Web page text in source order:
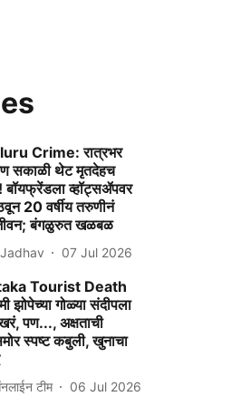
Crime: रात्रभर
सकाळी थेट मृतदेहच
बॉयफ्रेंडला व्हॉट्सॲपवर
20 वर्षीय तरुणीनं
बंगळुरुत खळबळ
07 Jul 2026
Tourist Death
झोपेच्या गोळ्या संदीपला
पण..., अक्षताची
स्पष्ट कबुली, खुनाचा
टीम 06 Jul 2026